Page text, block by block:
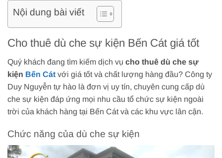
Nội dung bài viết
Cho thuê dù che sự kiện Bến Cát giá tốt
Quý khách đang tìm kiếm dịch vụ cho thuê dù che sự
kiện Bến Cát với giá tốt và chất lượng hàng đầu? Công ty
Duy Nguyễn tự hào là đơn vị uy tín, chuyên cung cấp dù
che sự kiện đáp ứng mọi nhu cầu tổ chức sự kiện ngoài
trời của khách hàng tại Bến Cát và các khu vực lân cận.
Chức năng của dù che sự kiện